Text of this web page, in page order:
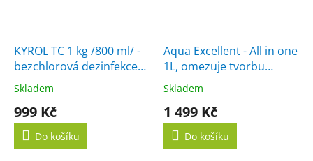
KYROL TC 1 kg /800 ml/ -
bezchlorová dezinfekce
vody
Průměrné
produktu
5,0
Skladem
999 Kč
Do košíku
Aqua Excellent - All in one
1L, omezuje tvorbu
biofilmu
Průměrné
produktu
5,0
Skladem
1 499 Kč
Do košíku